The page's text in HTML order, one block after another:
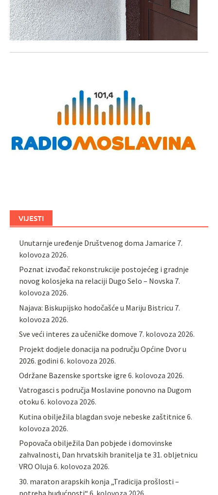
VIJESTI
Unutarnje uređenje Društvenog doma Jamarice 7.
kolovoza 2026.
Poznat izvođač rekonstrukcije postojećeg i gradnje
novog kolosjeka na relaciji Dugo Selo – Novska 7.
kolovoza 2026.
Najava: Biskupijsko hodočašće u Mariju Bistricu 7.
kolovoza 2026.
Sve veći interes za učeničke domove 7. kolovoza 2026.
Projekt dodjele donacija na području Općine Dvor u
2026. godini 6. kolovoza 2026.
Održane Bazenske sportske igre 6. kolovoza 2026.
Vatrogasci s područja Moslavine ponovno na Dugom
otoku 6. kolovoza 2026.
Kutina obilježila blagdan svoje nebeske zaštitnice 6.
kolovoza 2026.
Popovača obilježila Dan pobjede i domovinske
zahvalnosti, Dan hrvatskih branitelja te 31. obljetnicu
VRO Oluja 6. kolovoza 2026.
30. maraton arapskih konja „Tradicija prošlosti –
potreba budućnosti“ 6. kolovoza 2026.